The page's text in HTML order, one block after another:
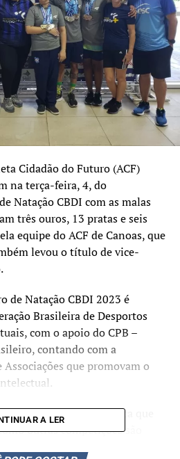
Cidadão do Futuro (ACF)
na terça-feira, 4, do
Natação CBDI com as malas
três ouros, 13 pratas e seis
equipe do ACF de Canoas, que
levou o título de vice-
de Natação CBDI 2023 é
Brasileira de Desportos
com o apoio do CPB –
contando com a
que promovam o
Michaelsen, destaca que
outras competições são
A LER